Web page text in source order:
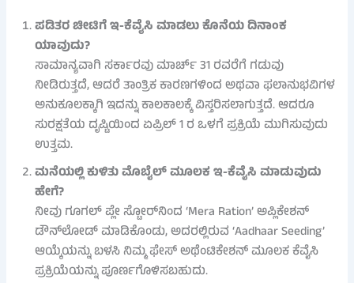
ಪಡಿತರ ಚೀಟಿಗೆ ಇ-ಕೆವೈಸಿ ಮಾಡಲು ಕೊನೆಯ ದಿನಾಂಕ
ಯಾವುದು?
ಸಾಮಾನ್ಯವಾಗಿ ಸರ್ಕಾರವು ಮಾರ್ಚ್ 31 ರವರೆಗೆ ಗಡುವು
ನೀಡಿರುತ್ತದೆ, ಆದರೆ ತಾಂತ್ರಿಕ ಕಾರಣಗಳಿಂದ ಅಥವಾ ಫಲಾನುಭವಿಗಳ
ಅನುಕೂಲಕ್ಕಾಗಿ ಇದನ್ನು ಕಾಲಕಾಲಕ್ಕೆ ವಿಸ್ತರಿಸಲಾಗುತ್ತದೆ. ಆದರೂ
ಸುರಕ್ಷತೆಯ ದೃಷ್ಟಿಯಿಂದ ಏಪ್ರಿಲ್ 1 ರ ಒಳಗೆ ಪ್ರಕ್ರಿಯೆ ಮುಗಿಸುವುದು
ಉತ್ತಮ.
ಮನೆಯಲ್ಲಿ ಕುಳಿತು ಮೊಬೈಲ್ ಮೂಲಕ ಇ-ಕೆವೈಸಿ ಮಾಡುವುದು
ಹೇಗೆ?
ನೀವು ಗೂಗಲ್ ಪ್ಲೇ ಸ್ಟೋರ್‌ನಿಂದ ‘Mera Ration’ ಅಪ್ಲಿಕೇಶನ್
ಡೌನ್‌ಲೋಡ್ ಮಾಡಿಕೊಂಡು, ಅದರಲ್ಲಿರುವ ‘Aadhaar Seeding’
ಆಯ್ಕೆಯನ್ನು ಬಳಸಿ ನಿಮ್ಮ ಫೇಸ್ ಅಥೆಂಟಿಕೇಶನ್ ಮೂಲಕ ಕೆವೈಸಿ
ಪ್ರಕ್ರಿಯೆಯನ್ನು ಪೂರ್ಣಗೊಳಿಸಬಹುದು.